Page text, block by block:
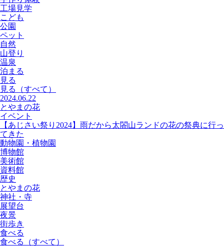
工場見学
こども
公園
ペット
自然
山登り
温泉
泊まる
見る
見る
（すべて）
2024.06.22
とやまの花
イベント
【あじさい祭り2024】雨だから太閤山ランドの花の祭典に行っ
てきた
動物園・植物園
博物館
美術館
資料館
歴史
とやまの花
神社・寺
展望台
夜景
街歩き
食べる
食べる
（すべて）